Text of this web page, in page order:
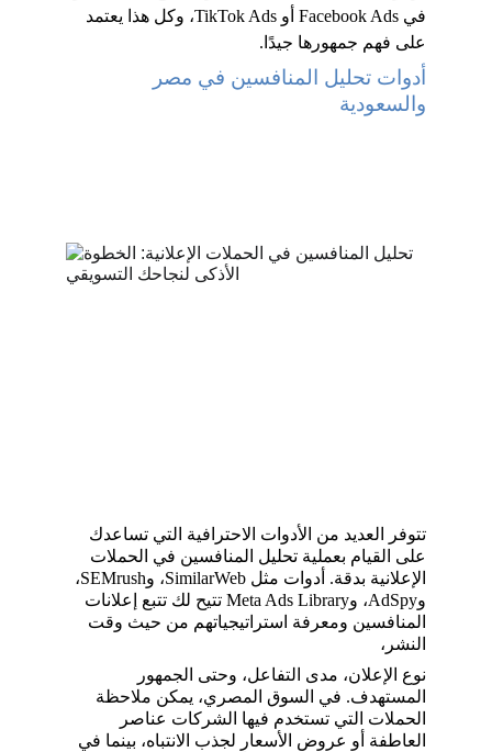
في Facebook Ads أو TikTok Ads، وكل هذا يعتمد
على فهم جمهورها جيدًا.
أدوات تحليل المنافسين في مصر
والسعودية
تتوفر العديد من الأدوات الاحترافية التي تساعدك
على القيام بعملية تحليل المنافسين في الحملات
الإعلانية بدقة. أدوات مثل SimilarWeb، وSEMrush،
وAdSpy، وMeta Ads Library تتيح لك تتبع إعلانات
المنافسين ومعرفة استراتيجياتهم من حيث وقت
النشر،
نوع الإعلان، مدى التفاعل، وحتى الجمهور
المستهدف. في السوق المصري، يمكن ملاحظة
الحملات التي تستخدم فيها الشركات عناصر
العاطفة أو عروض الأسعار لجذب الانتباه، بينما في